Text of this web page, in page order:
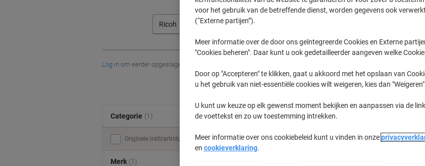
Ricoh
Log in om eerder opgeslagen printers en/of eerder gekochte cartridges te tonen
Ricoh Aficio MP 8000 SP Printer
Sorteer op:
Categorie (1)
Originele inktcartridges (1)
Merk (1)
voor het gebruik van de betreffende dienst, worden gegevens ook
(“Externe partijen”).
Meer informatie over de door ons geïntegreerde Cookies en Externe
"Cookies beheren". Daar kunt u ook gedetailleerder aangeven welke
Door op "Accepteren" te klikken, gaat u akkoord met het opslaan van
u het gebruik van niet-essentiële cookies wilt weigeren, kies dan
U kunt uw keuze op elk gewenst moment bekijken en aanpassen via de
de voettekst en zo uw toestemming intrekken.
Meer informatie over ons cookiebeleid kunt u vinden in onze
en cookieverklaring.